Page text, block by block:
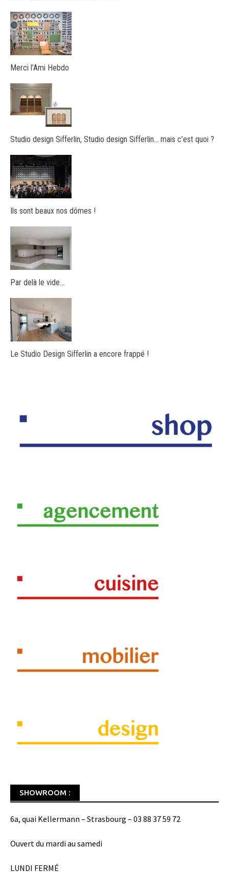
Merci l’Ami Hebdo
Studio design Sifferlin, Studio design Sifferlin… mais c’est quoi ?
Ils sont beaux nos dômes !
Par delà le vide…
Le Studio Design Sifferlin a encore frappé !
SHOWROOM :
6a, quai Kellermann – Strasbourg – 03 88 37 59 72
Ouvert du mardi au samedi
LUNDI FERMÉ